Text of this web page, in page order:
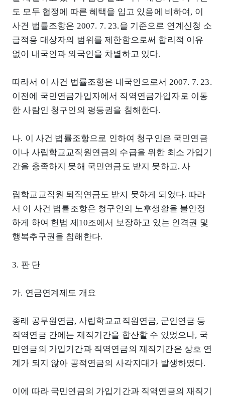
도 모두 협정에 따른 혜택을 입고 있음에 비하여, 이
사건 법률조항은 2007. 7. 23.을 기준으로 연계신청 소
급적용 대상자의 범위를 제한함으로써 합리적 이유
없이 내국인과 외국인을 차별하고 있다.
따라서 이 사건 법률조항은 내국인으로서 2007. 7. 23.
이전에 국민연금가입자에서 직역연금가입자로 이동
한 사람인 청구인의 평등권을 침해한다.
나. 이 사건 법률조항으로 인하여 청구인은 국민연금
이나 사립학교교직원연금의 수급을 위한 최소 가입기
간을 충족하지 못해 국민연금도 받지 못하고, 사
립학교교직원 퇴직연금도 받지 못하게 되었다. 따라
서 이 사건 법률조항은 청구인의 노후생활을 불안정
하게 하여 헌법 제10조에서 보장하고 있는 인격권 및
행복추구권을 침해한다.
3. 판 단
가. 연금연계제도 개요
종래 공무원연금, 사립학교교직원연금, 군인연금 등
직역연금 간에는 재직기간을 합산할 수 있었으나, 국
민연금의 가입기간과 직역연금의 재직기간은 상호 연
계가 되지 않아 공적연금의 사각지대가 발생하였다.
이에 따라 국민연금의 가입기간과 직역연금의 재직기